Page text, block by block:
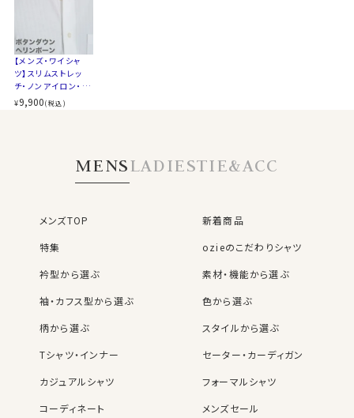
です。
カジュアルはもちろん、スーツやジャケット・ネクタイと合
わせてビジネスに、ストレッチ性があるのでゴルフやスポ
ーツに、広範囲にコーディネイトできる人気のソフトスト
ネクタイをする場合は、ざっくりとした素材感が特徴のニ
ットタイやフレスコタイ、リネン混のネクタイがおすすめで
身長：175 / B：89 /W：75 /裄丈：78
70303
【メンズ・ワイシャ
ツ】スリムストレッ
チ・ノンアイロン・ク
ールマックス・ドラ
イ・ニット・ボタンダ
¥9,900(税込)
MENSLADIESTIE&ACC
メンズTOP
新着商品
特集
ozieのこだわりシャツ
衿型から選ぶ
素材・機能から選ぶ
袖・カフス型から選ぶ
色から選ぶ
柄から選ぶ
スタイルから選ぶ
Tシャツ・インナー
セーター・カーディガン
カジュアルシャツ
フォーマルシャツ
コーディネート
メンズセール